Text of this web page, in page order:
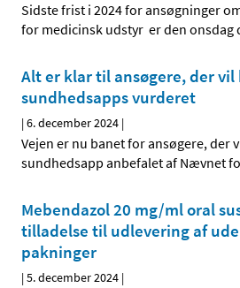
Sidste frist i 2024 for ansøgninger
for medicinsk udstyr er den onsdag
Alt er klar til ansøgere, der vil
sundhedsapps vurderet
|6. december 2024 |
Vejen er nu banet for ansøgere, der
sundhedsapp anbefalet af Nævnet
Mebendazol 20 mg/ml oral
tilladelse til udlevering af
pakninger
|5. december 2024 |